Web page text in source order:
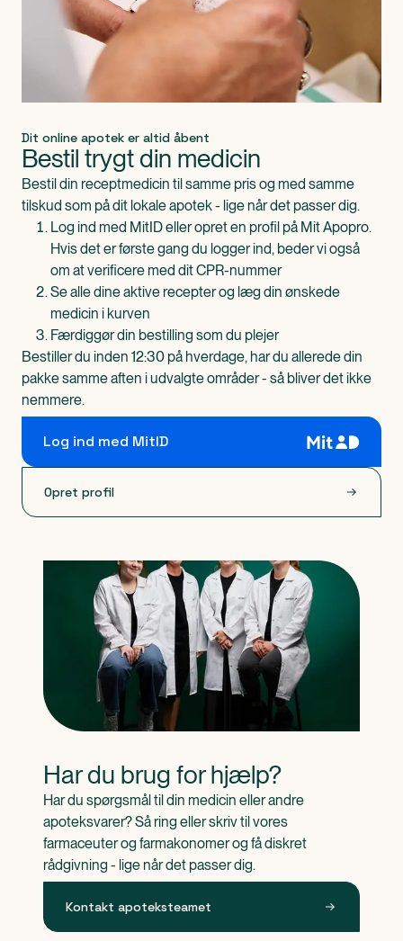
Dit online apotek er altid åbent
Bestil trygt din medicin
Bestil din receptmedicin til samme pris og med samme
tilskud som på dit lokale apotek - lige når det passer dig.
Log ind med MitID eller opret en profil på Mit Apopro.
Hvis det er første gang du logger ind, beder vi også
om at verificere med dit CPR-nummer
Se alle dine aktive recepter og læg din ønskede
medicin i kurven
Færdiggør din bestilling som du plejer
Bestiller du inden 12:30 på hverdage, har du allerede din
pakke samme aften i udvalgte områder - så bliver det ikke
nemmere.
Log ind med MitID
Opret profil
Har du brug for hjælp?
Har du spørgsmål til din medicin eller andre
apoteksvarer? Så ring eller skriv til vores
farmaceuter og farmakonomer og få diskret
rådgivning - lige når det passer dig.
Kontakt apoteksteamet